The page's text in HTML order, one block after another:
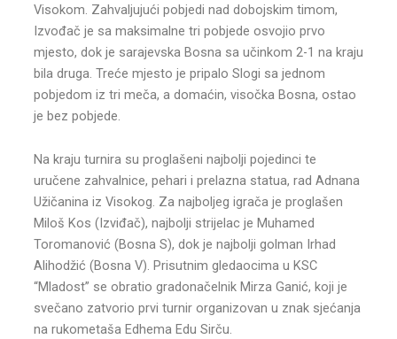
Visokom. Zahvaljujući pobjedi nad dobojskim timom,
Izvođač je sa maksimalne tri pobjede osvojio prvo
mjesto, dok je sarajevska Bosna sa učinkom 2-1 na kraju
bila druga. Treće mjesto je pripalo Slogi sa jednom
pobjedom iz tri meča, a domaćin, visočka Bosna, ostao
je bez pobjede.
Na kraju turnira su proglašeni najbolji pojedinci te
uručene zahvalnice, pehari i prelazna statua, rad Adnana
Užičanina iz Visokog. Za najboljeg igrača je proglašen
Miloš Kos (Izviđač), najbolji strijelac je Muhamed
Toromanović (Bosna S), dok je najbolji golman Irhad
Alihodžić (Bosna V). Prisutnim gledaocima u KSC
“Mladost” se obratio gradonačelnik Mirza Ganić, koji je
svečano zatvorio prvi turnir organizovan u znak sjećanja
na rukometaša Edhema Edu Sirču.